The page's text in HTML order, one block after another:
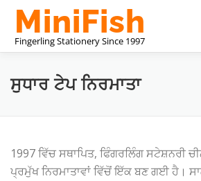
Skip
content
ਚੀਨ ਸਟੇਸ਼ਨਰੀ ਨਿਰਮਾਤਾ ਸਾਡੇ ਬਾਰੇ
ਸੁਧਾਰ ਟੇਪ ਨਿਰਮਾਤਾ
1997 ਵਿੱਚ ਸਥਾਪਿਤ, ਫਿੰਗਰਲਿੰਗ ਸਟੇਸ਼ਨਰੀ
ਪ੍ਰਮੁੱਖ ਨਿਰਮਾਤਾਵਾਂ ਵਿੱਚੋਂ ਇੱਕ ਬਣ ਗਈ ਹੈ।